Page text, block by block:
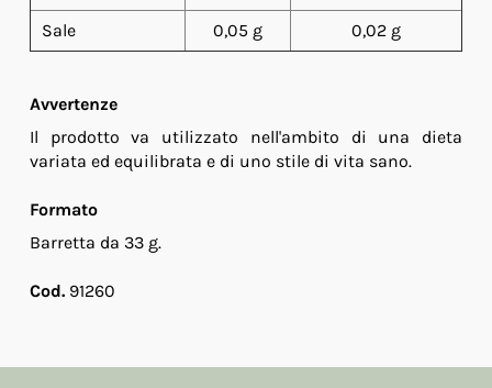
Sale
0,05 g 0,02 g
Avvertenze
Il prodotto va utilizzato nell'ambito di una dieta
variata ed equilibrata e di uno stile di vita sano.
Formato
Barretta da 33 g.
Cod.91260